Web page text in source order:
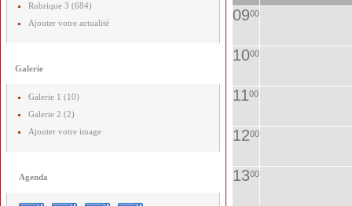
Rubrique 3 (684)
Ajouter votre actualité
Galerie
Galerie 1 (10)
Galerie 2 (2)
Ajouter votre image
Agenda
0900
1000
1100
1200
1300